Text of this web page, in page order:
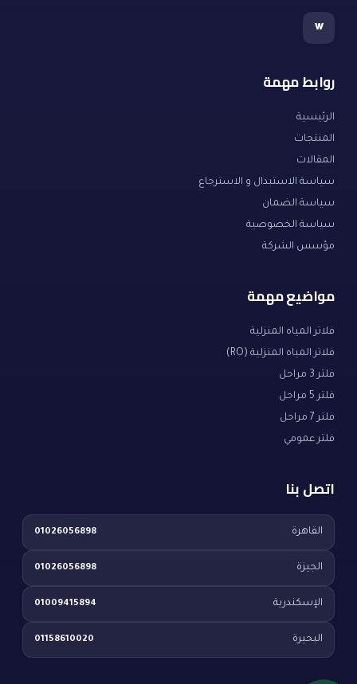
w
روابط مهمة
الرئيسية
المنتجات
المقالات
سياسة الاستبدال و الاسترجاع
سياسة الضمان
سياسة الخصوصية
مؤسس الشركة
مواضيع مهمة
فلاتر المياه المنزلية
فلاتر المياه المنزلية (RO)
فلتر 3 مراحل
فلتر 5 مراحل
فلتر 7 مراحل
فلتر عمومي
اتصل بنا
القاهرة 01026056898
الجيزة 01026056898
الإسكندرية 01009415894
البحيرة 01158610020